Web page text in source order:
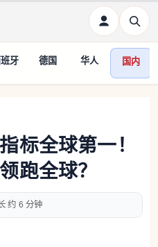
牙 德国 华人 国内
标全球第一！
跑全球？
约 6 分钟